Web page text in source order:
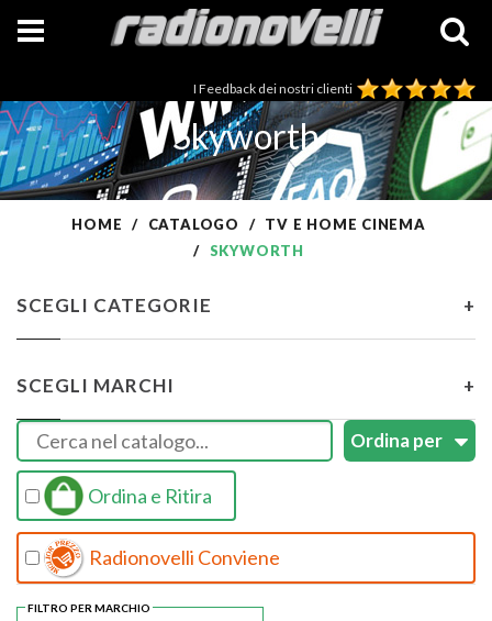
I Feedback dei nostri clienti
Skyworth
HOME CATALOGO
TV E HOME CINEMA
SKYWORTH
SCEGLI CATEGORIE +
SCEGLI MARCHI +
Ordina e Ritira
Radionovelli Conviene
FILTRO PER MARCHIO